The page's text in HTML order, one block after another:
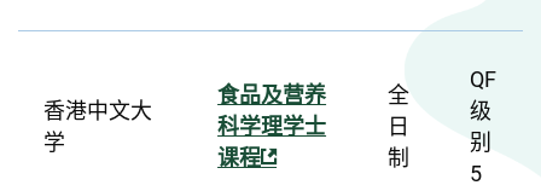
香港中文大
学
食品及营养
科学理学士
课程
全
日
制
QF
级
别
5